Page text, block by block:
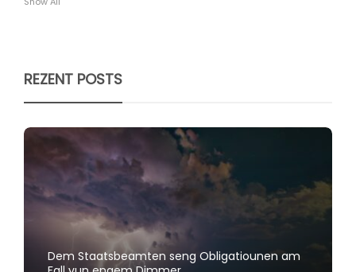
REZENT POSTS
Dem Staatsbeamten seng Obligatiounen am